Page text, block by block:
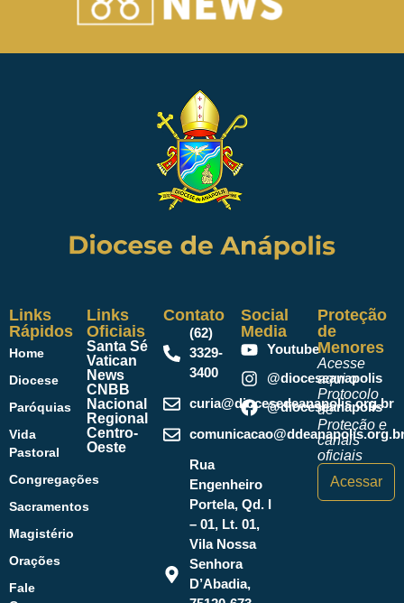
Links
Rápidos
Home
Diocese
Paróquias
Vida
Pastoral
Congregações
Sacramentos
Magistério
Orações
Fale
Links
Oficiais
Santa Sé
Vatican
News
CNBB
Nacional
Regional
Centro-
Oeste
Contato
(62)
3329-
3400
curia@diocesedeanapolis.org.br
Rua
Engenheiro
Portela, Qd. I
– 01, Lt. 01,
Vila Nossa
Senhora
D’Abadia,
Social
Media
Youtube
@dioceseanapolis
@dioceseanapolis
Proteção
de
Menores
Acesse
aqui o
Protocolo
de
Proteção e
canais
oficiais
Acessar